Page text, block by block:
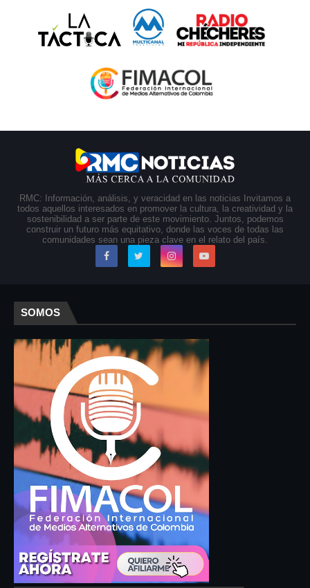
RMC: Información, análisis, y veracidad en las noticias Invitamos a
todos aquellos interesados en promover la cultura, la creatividad y la
sostenibilidad a ser parte de este movimiento. Juntos, podemos
construir un futuro más equitativo, donde las voces de todas las
comunidades sean una pieza clave en el relato del país.
SOMOS